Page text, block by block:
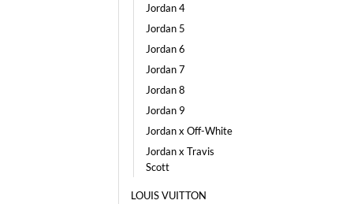
Jordan 4
Jordan 5
Jordan 6
Jordan 7
Jordan 8
Jordan 9
Jordan x Off-White
Jordan x Travis
Scott
LOUIS VUITTON